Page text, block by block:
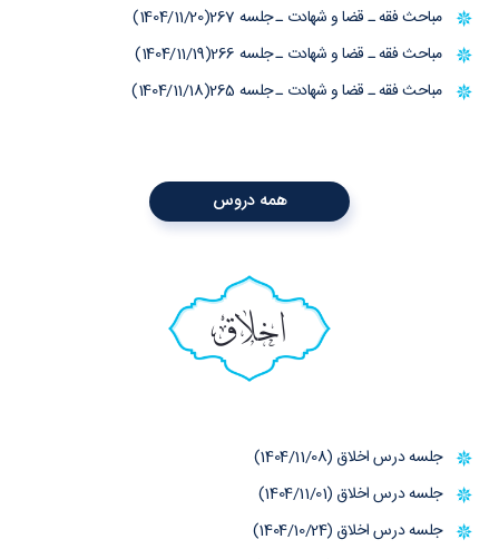
مباحث فقه ـ قضا و شهادت ـ جلسه 267(1404/11/20)
مباحث فقه ـ قضا و شهادت ـ جلسه 266(1404/11/19)
مباحث فقه ـ قضا و شهادت ـ جلسه 265(1404/11/18)
همه دروس
اخلاق
جلسه درس اخلاق (1404/11/08)
جلسه درس اخلاق (1404/11/01)
جلسه درس اخلاق (1404/10/24)